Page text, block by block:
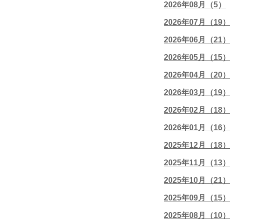
2026年08月（5）
2026年07月（19）
2026年06月（21）
2026年05月（15）
2026年04月（20）
2026年03月（19）
2026年02月（18）
2026年01月（16）
2025年12月（18）
2025年11月（13）
2025年10月（21）
2025年09月（15）
2025年08月（10）